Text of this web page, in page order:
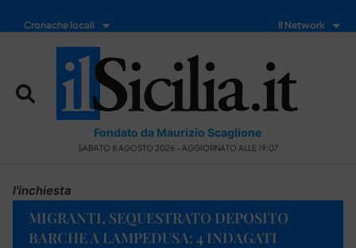
Cronache locali Il Network
Fondato da Maurizio Scaglione
SABATO 8 AGOSTO 2026 - AGGIORNATO ALLE 19:07
l'inchiesta
MIGRANTI, SEQUESTRATO DEPOSITO
BARCHE A LAMPEDUSA: 4 INDAGATI